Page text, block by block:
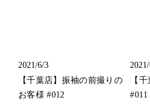
2021/6/3
【千葉店】振袖の前撮りの
お客様 #012
【
#011